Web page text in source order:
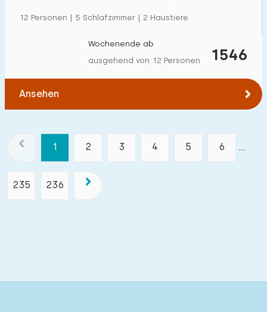
12 Personen | 5 Schlafzimmer | 2 Haustiere
1546
Wochenende ab
ausgehend von 12 Personen
Ansehen
1 2 3 4 5 6 ...
235 236